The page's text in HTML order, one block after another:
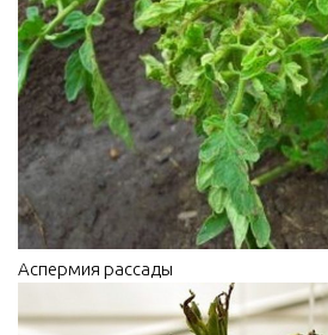
Аспермия рассады